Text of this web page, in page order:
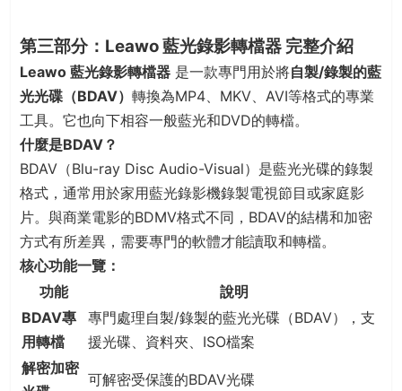
第三部分：Leawo 藍光錄影轉檔器 完整介紹
Leawo 藍光錄影轉檔器 是一款專門用於將自製/錄製的藍
光光碟（BDAV） 轉換為MP4、MKV、AVI等格式的專業
工具。它也向下相容一般藍光和DVD的轉檔。
什麼是BDAV？
BDAV（Blu-ray Disc Audio-Visual）是藍光光碟的錄製
格式，通常用於家用藍光錄影機錄製電視節目或家庭影
片。與商業電影的BDMV格式不同，BDAV的結構和加密
方式有所差異，需要專門的軟體才能讀取和轉檔。
核心功能一覽：
功能
說明
BDAV專
用轉檔
專門處理自製/錄製的藍光光碟（BDAV），支
援光碟、資料夾、ISO檔案
解密加密
可解密受保護的BDAV光碟